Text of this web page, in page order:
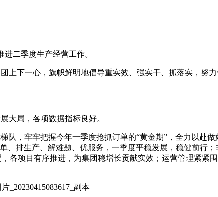
二季度生产经营工作。
上下一心，旗帜鲜明地倡导重实效、强实干、抓落实，努
大局，各项数据指标良好。
队，牢牢把握今年一季度抢抓订单的“黄金期”，全力以赴做
、排生产、解难题、优服务，一季度平稳发展，稳健前行
各项目有序推进，为集团稳增长贡献实效； 运营管理紧紧